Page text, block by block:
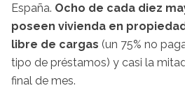
España. Ocho de cada diez
poseen vivienda en
libre de cargas (un 75% no
tipo de préstamos) y casi la
final de mes.